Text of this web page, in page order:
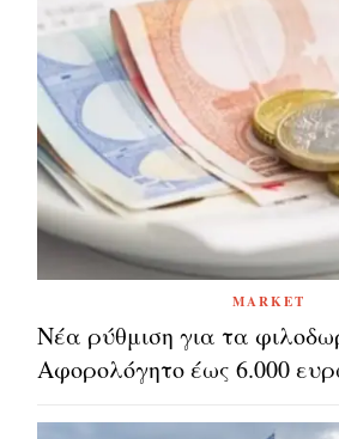
MARKET
Νέα ρύθμιση για τα
Αφορολόγητο έως 6.000